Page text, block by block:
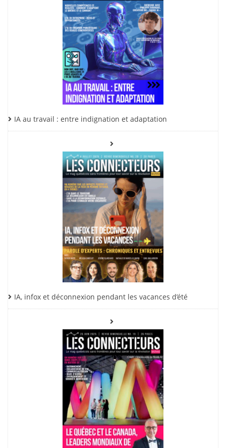
IA au travail : entre indignation et adaptation
IA, infox et déconnexion pendant les vacances d’été